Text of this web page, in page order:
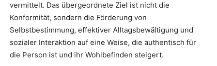
vermittelt. Das übergeordnete Ziel ist nicht die
Konformität, sondern die Förderung von
Selbstbestimmung, effektiver Alltagsbewältigung und
sozialer Interaktion auf eine Weise, die authentisch für
die Person ist und ihr Wohlbefinden steigert.